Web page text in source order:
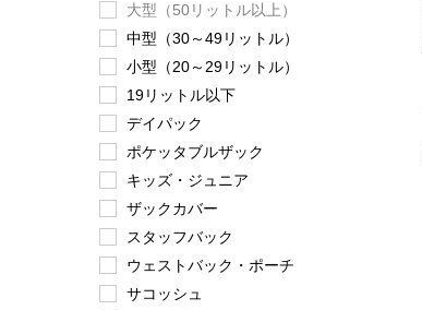
大型（50リットル以上）
中型（30～49リットル）
小型（20～29リットル）
19リットル以下
デイパック
ポケッタブルザック
キッズ・ジュニア
ザックカバー
スタッフバック
ウェストバック・ポーチ
サコッシュ